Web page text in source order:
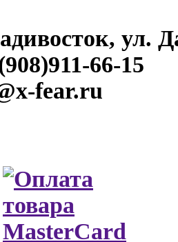
ул.
66-15
fear.ru